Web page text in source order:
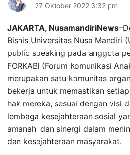
27 Oktober 2022 3:32 pm
JAKARTA, NusamandiriNews
Bisnis Universitas Nusa Mandiri
public speaking pada anggota
FORKABI (Forum Komunikasi
merupakan satu komunitas
bekerja untuk memastikan
hak mereka, sesuai dengan visi
lembaga kesejahteraan sosial
amanah, dan sinergi dalam
dan kesejahteraan masyarakat.